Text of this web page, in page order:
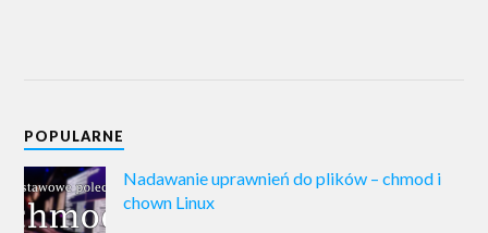
POPULARNE
Nadawanie uprawnień do plików – chmod i
chown Linux